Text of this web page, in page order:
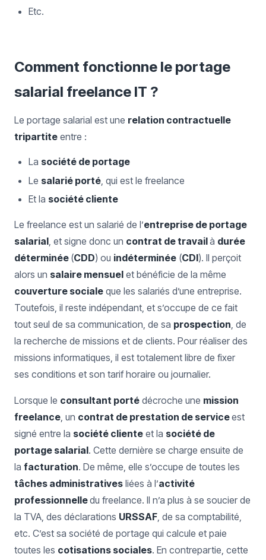
Etc.
Comment fonctionne le portage
salarial freelance IT ?
Le portage salarial est une relation contractuelle
tripartite entre :
La société de portage
Le salarié porté , qui est le freelance
Et la société cliente
Le freelance est un salarié de l’entreprise de portage
salarial, et signe donc un contrat de travailà durée
déterminée (CDD) ou indéterminée (CDI). Il perçoit
alors un salaire mensuel et bénéficie de la même
couverture sociale que les salariés d’une entreprise.
Toutefois, il reste indépendant, et s’occupe de ce fait
tout seul de sa communication, de sa prospection, de
la recherche de missions et de clients. Pour réaliser des
missions informatiques, il est totalement libre de fixer
ses conditions et son tarif horaire ou journalier.
Lorsque le consultant porté décroche une mission
freelance, un contrat de prestation de serviceest
signé entre la société cliente et la société de
portage salarial. Cette dernière se charge ensuite de
la facturation. De même, elle s’occupe de toutes les
tâches administratives liées à l’activité
professionnelledu freelance. Il n’a plus à se soucier de
la TVA, des déclarations URSSAF, de sa comptabilité,
etc. C’est sa société de portage qui calcule et paie
toutes les cotisations sociales. En contrepartie, cette